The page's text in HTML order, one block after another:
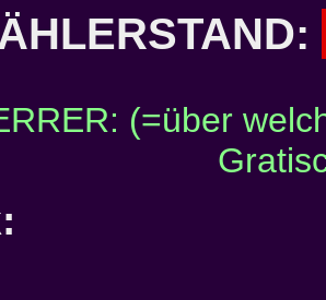
(=über